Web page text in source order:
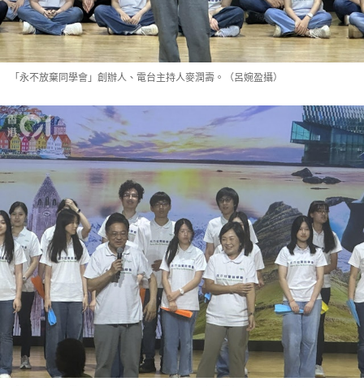
「永不放棄同學會」創辦人、電台主持人麥潤壽。（呂婉盈攝）